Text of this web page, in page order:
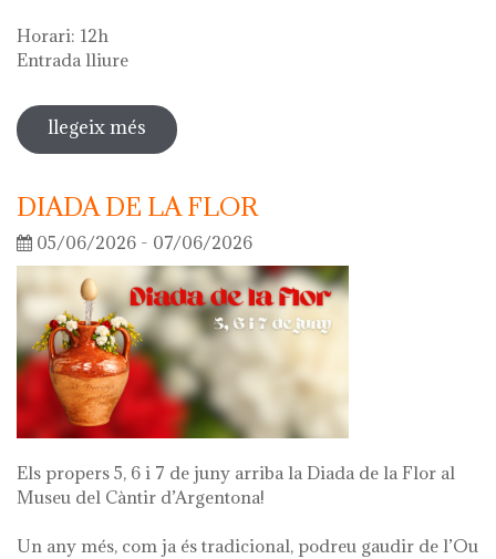
Horari: 12h
Entrada lliure
llegeix més sobre visita guiada a l'exposició 'el
que queda de mi'
DIADA DE LA FLOR
05/06/2026 - 07/06/2026
Els propers 5, 6 i 7 de juny arriba la Diada de la Flor al
Museu del Càntir d’Argentona!
Un any més, com ja és tradicional, podreu gaudir de l’Ou